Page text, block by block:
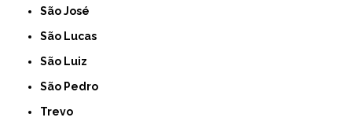
São José
São Lucas
São Luiz
São Pedro
Trevo